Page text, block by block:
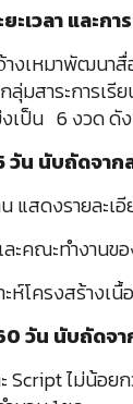
เวลา และกา
างเหมาพัฒน
กลุ่มสาระการ
เป็น 6 งวด ดั
วัน นับถัดจ
น แสดงรายล
ละคณะทำงานข
าะห์โครงสร้า
วัน นับถัดจ
Script ไม่น้อ